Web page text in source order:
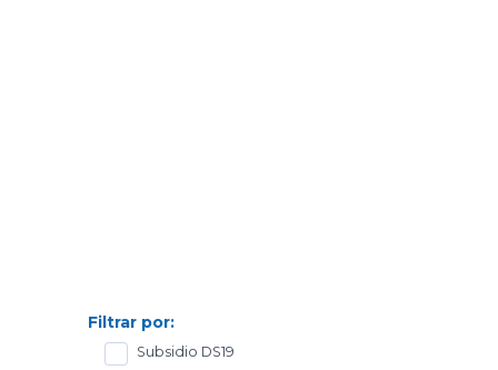
Filtrar por:
Subsidio DS19